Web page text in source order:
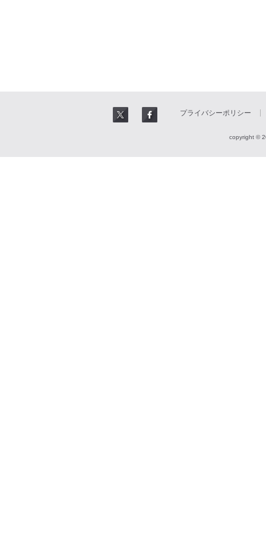
プライバシーポリシー
copyright ©